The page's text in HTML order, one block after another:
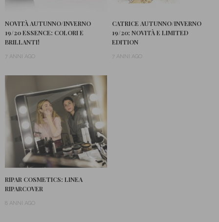
NOVITÀ AUTUNNO/INVERNO
19/20 ESSENCE: COLORI E
BRILLANTI!
7 ANNI AGO
CATRICE AUTUNNO/INVERNO
19/20; NOVITÀ E LIMITED
EDITION
7 ANNI AGO
RIPAR COSMETICS: LINEA
RIPARCOVER
8 ANNI AGO